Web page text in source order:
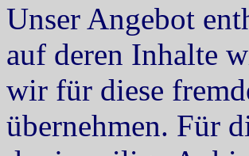
Unser Angebot
auf deren Inhalte
wir für diese
übernehmen. Für